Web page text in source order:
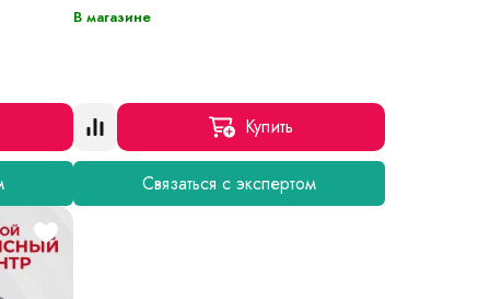
В магазине
Купить
Связаться с экспертом